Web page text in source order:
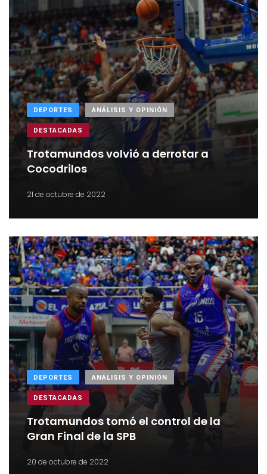
DEPORTES ANÁLISIS Y OPINIÓN
DESTACADAS
Trotamundos volvió a derrotar a
Cocodrilos
21 de octubre de 2022
DEPORTES ANÁLISIS Y OPINIÓN
DESTACADAS
Trotamundos tomó el control de la
Gran Final de la SPB
20 de octubre de 2022